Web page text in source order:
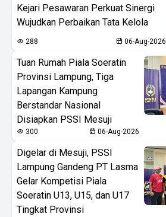
Kejari Pesawaran Perkuat Sinergi
Wujudkan Perbaikan Tata Kelola
288 06-Aug-2026
Tuan Rumah Piala Soeratin
Provinsi Lampung, Tiga
Lapangan Kampung
Berstandar Nasional
Disiapkan PSSI Mesuji
300 06-Aug-2026
Digelar di Mesuji, PSSI
Lampung Gandeng PT Lasma
Gelar Kompetisi Piala
Soeratin U13, U15, dan U17
Tingkat Provinsi